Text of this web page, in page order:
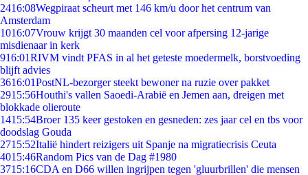
2416:08Wegpiraat scheurt met 146 km/u door het centrum van
Amsterdam
1016:07Vrouw krijgt 30 maanden cel voor afpersing 12-jarige
misdienaar in kerk
916:01RIVM vindt PFAS in al het geteste moedermelk, borstvoeding
blijft advies
3616:01PostNL-bezorger steekt bewoner na ruzie over pakket
2915:56Houthi's vallen Saoedi-Arabië en Jemen aan, dreigen met
blokkade olieroute
1415:54Broer 135 keer gestoken en gesneden: zes jaar cel en tbs voor
doodslag Gouda
2715:52Italië hindert reizigers uit Spanje na migratiecrisis Ceuta
4015:46Random Pics van de Dag #1980
3715:16CDA en D66 willen ingrijpen tegen 'gluurbrillen' die mensen